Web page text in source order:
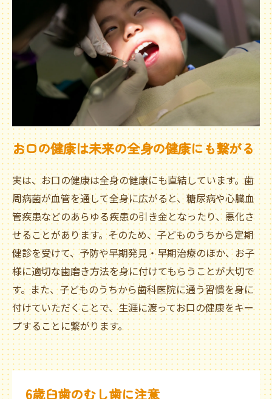
お口の健康は未来の全身の健康にも繋がる
実は、お口の健康は全身の健康にも直結しています。歯
周病菌が血管を通して全身に広がると、糖尿病や心臓血
管疾患などのあらゆる疾患の引き金となったり、悪化さ
せることがあります。そのため、子どものうちから定期
健診を受けて、予防や早期発見・早期治療のほか、お子
様に適切な歯磨き方法を身に付けてもらうことが大切で
す。また、子どものうちから歯科医院に通う習慣を身に
付けていただくことで、生涯に渡ってお口の健康をキー
プすることに繋がります。
6歳臼歯のむし歯に注意